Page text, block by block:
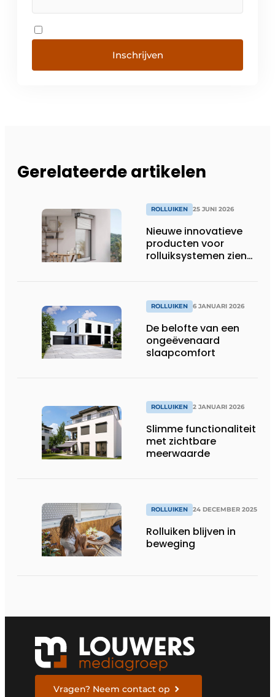
Inschrijven
Gerelateerde artikelen
ROLLUIKEN 25 JUNI 2026
Nieuwe innovatieve
producten voor
rolluiksystemen zien
ROLLUIKEN 6 JANUARI 2026
De belofte van een
ongeëvenaard
slaapcomfort
ROLLUIKEN 2 JANUARI 2026
Slimme functionaliteit
met zichtbare
meerwaarde
ROLLUIKEN 24 DECEMBER 2025
Rolluiken blijven in
beweging
Vragen? Neem contact op